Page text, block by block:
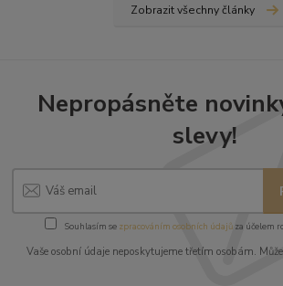
Zobrazit všechny články
Nepropásněte
slevy!
Souhlasím se zpracováním osobních údajůza účelem
Vaše osobní údaje neposkytujeme třetím osobám.